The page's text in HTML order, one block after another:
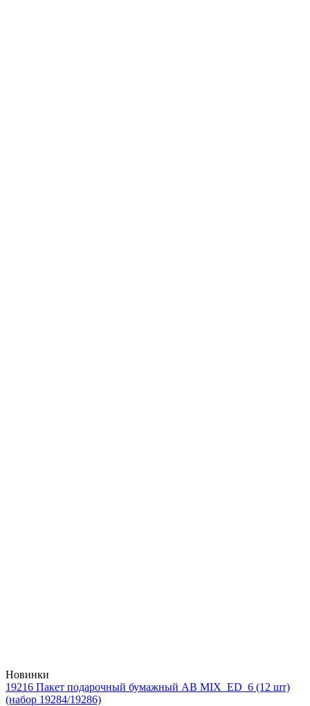
Новинки
19216 Пакет подарочный бумажный AB MIX_ED_6 (12 шт)
(набор 19284/19286)